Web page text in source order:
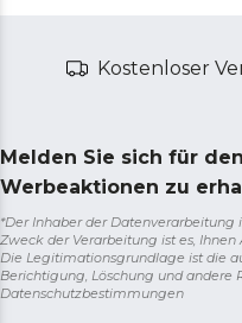
Kostenloser
Melden Sie sich für
Werbeaktionen zu
*Der Inhaber der Datenverarbeitung
Zweck der Verarbeitung ist es,
Die Legitimationsgrundlage ist die
Berichtigung, Löschung und andere
Datenschutzbestimmungen